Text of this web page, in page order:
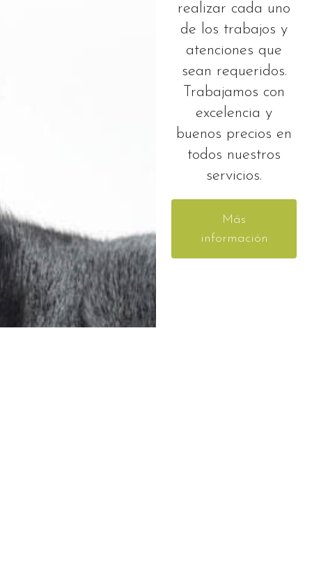
realizar cada uno
de los trabajos y
atenciones que
sean requeridos.
Trabajamos con
excelencia y
buenos precios en
todos nuestros
servicios.
Más
información